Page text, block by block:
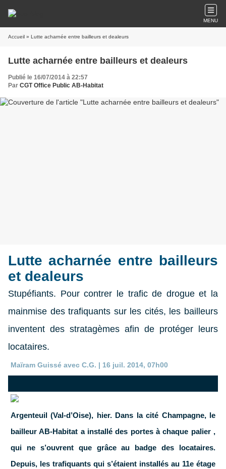
MENU
Accueil » Lutte acharnée entre bailleurs et dealeurs
Lutte acharnée entre bailleurs et dealeurs
Publié le 16/07/2014 à 22:57
Par CGT Office Public AB-Habitat
Lutte acharnée entre bailleurs
et dealeurs
Stupéfiants. Pour contrer le trafic de drogue et la
mainmise des trafiquants sur les cités, les bailleurs
inventent des stratagèmes afin de protéger leurs
locataires.
Maïram Guissé avec C.G. | 16 juil. 2014, 07h00
Argenteuil (Val-d’Oise), hier. Dans la cité Champagne, le
bailleur AB-Habitat a installé des portes à chaque palier ,
qui ne s’ouvrent que grâce au badge des locataires.
Depuis, les trafiquants qui s’étaient installés au 11e étage